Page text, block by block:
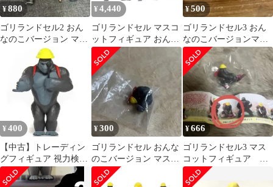
¥880
ゴリランドセル2 おん
なのこバージョン マス
コットフィギュア 4体
¥ 4,440
ゴリランドセル マスコ
ットフィギュア おんな
のこバージョン シーク
レット・激レア含む全7
種セット フルコンプ ガ
チャガチャ カプセルト
イ
¥500
ゴリランドセル3 おん
なのこバージョンマス
コットフィギュア 応
援団長ゴリラ 美品
¥ 400
【中古】トレーディン
グフィギュア 視力検査
ゴリラ 「ゴリランドセ
ル おんなのこバージョ
¥300
ゴリランドセル おんな
のこバージョン マスコ
ットフィギュア2 お辞
儀ゴリラ
¥666
ゴリランドセル3 マス
コットフィギュア 女
の子バージョン 芋掘
りゴリラ